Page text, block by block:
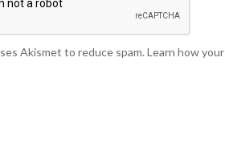
Akismet to reduce spam.Learn how